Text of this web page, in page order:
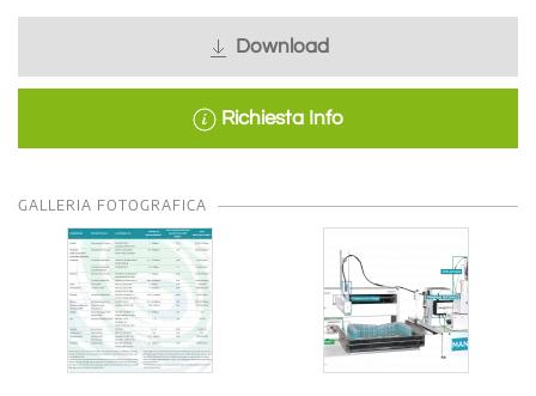
Download
Richiesta Info
GALLERIA FOTOGRAFICA